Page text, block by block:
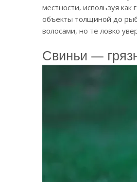
местности, используя
объекты толщиной до
волосами, но те ловко
Свиньи —